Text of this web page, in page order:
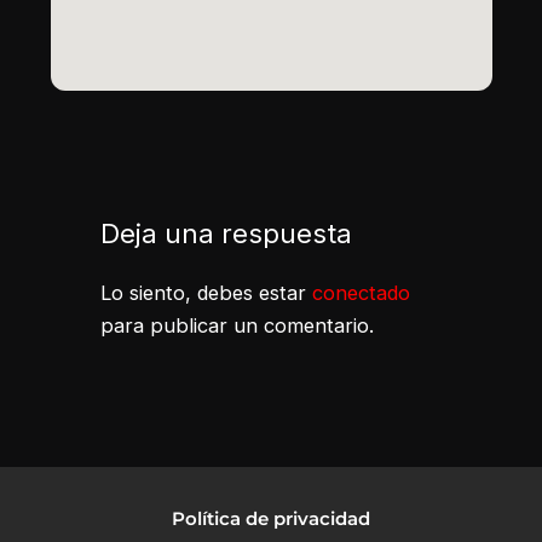
Deja una respuesta
Lo siento, debes estar conectado
para publicar un comentario.
Política de privacidad